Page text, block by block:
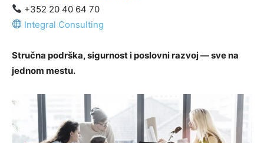
+352 20 40 64 70
Integral Consulting
Stručna podrška, sigurnost i poslovni razvoj — sve na
jednom mestu.